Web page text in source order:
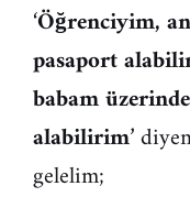
‘Öğrenciyim,
pasaport
babam
alabilirim’
gelelim;